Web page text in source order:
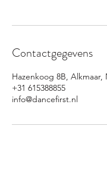
Contactgegevens
Hazenkoog 8B,
+31 615388855
info@dancefirst.nl